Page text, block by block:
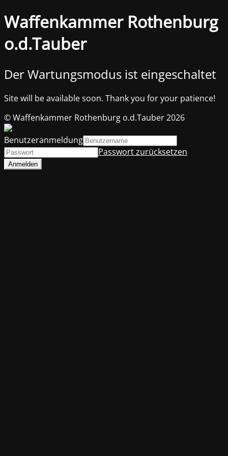
Waffenkammer Rothenburg
o.d.Tauber
Der Wartungsmodus ist eingeschaltet
Site will be available soon. Thank you for your patience!
© Waffenkammer Rothenburg o.d.Tauber 2026
Benutzeranmeldung
Passwort zurücksetzen